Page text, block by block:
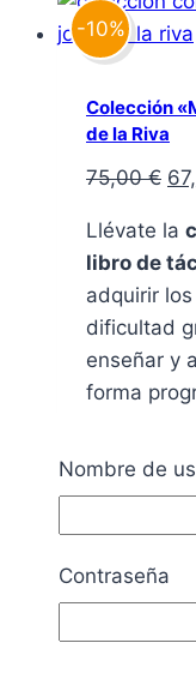
-10%
Colección
de la Riva
75,00€ El
Llévate la
libro de
adquirir
dificultad
enseñar y
forma
clubes,
primeros
Añadir al
Nombre de
Contraseña